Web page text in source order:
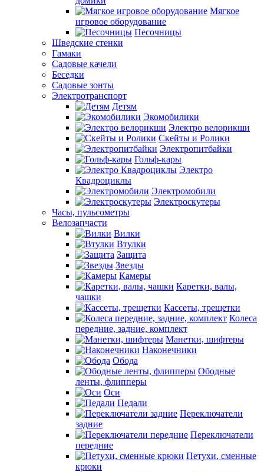
Мягкое
игровое оборудование
Песочницы
Шведские стенки
Гамаки
Садовые качели
Беседки
Садовые зонты
Электротранспорт
Детям
Экомобилики
Электро велорикши
Скейты и Ролики
Электропитбайки
Гольф-кары
Электро
Квадроциклы
Электромобили
Электроскутеры
Часы, пульсометры
Велозапчасти
Вилки
Втулки
Защита
Звезды
Камеры
Каретки, валы,
чашки
Кассеты, трещетки
Колеса
передние, задние, комплект
Манетки, шифтеры
Наконечники
Обода
Ободные
ленты, флипперы
Оси
Педали
Переключатели
задние
Переключатели
передние
Петухи, сменные
крюки